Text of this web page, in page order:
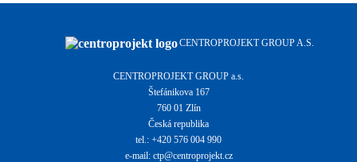
CENTROPROJEKT GROUP A.S.
CENTROPROJEKT GROUP a.s.
Štefánikova 167
760 01 Zlín
Česká republika
tel.: +420 576 004 990
e-mail: ctp@centroprojekt.cz